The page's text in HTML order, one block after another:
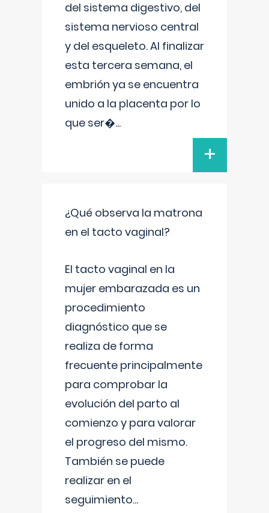
del sistema digestivo, del
sistema nervioso central
y del esqueleto. Al finalizar
esta tercera semana, el
embrión ya se encuentra
unido a la placenta por lo
que ser�...
+
¿Qué observa la matrona
en el tacto vaginal?
El tacto vaginal en la
mujer embarazada es un
procedimiento
diagnóstico que se
realiza de forma
frecuente principalmente
para comprobar la
evolución del parto al
comienzo y para valorar
el progreso del mismo.
También se puede
realizar en el
seguimiento...